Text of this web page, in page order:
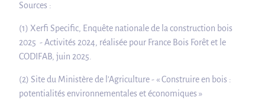
Sources :
(1) Xerfi Specific, Enquête nationale de la construction bois
2025 - Activités 2024, réalisée pour France Bois Forêt et le
CODIFAB, juin 2025.
(2) Site du Ministère de l’Agriculture - « Construire en bois :
potentialités environnementales et économiques »